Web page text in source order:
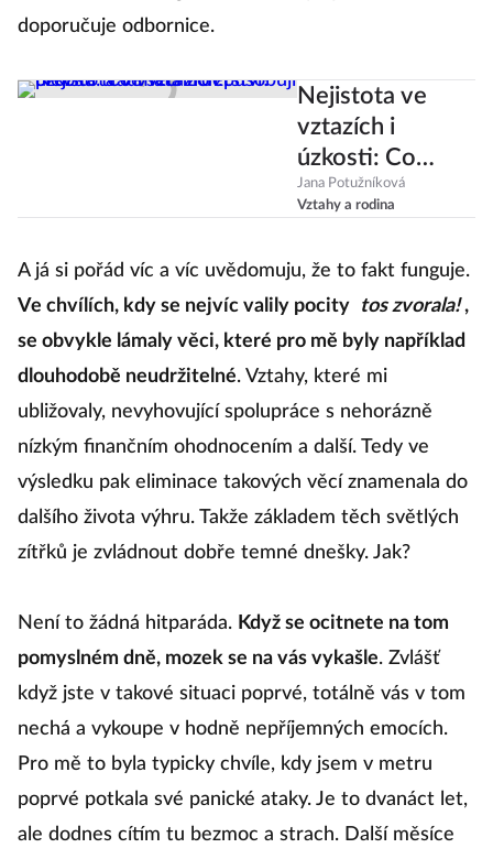
doporučuje odbornice.
Nejistota ve
vztazích i
úzkosti: Co
všechno
způsobují
z dětství?
Jana Potužníková
Vztahy a rodina
A já si pořád víc a víc uvědomuju, že to fakt funguje.
Ve chvílích, kdy se nejvíc valily pocity
tos zvorala! ,
se obvykle lámaly věci, které pro mě byly například
dlouhodobě neudržitelné. Vztahy, které mi
ubližovaly, nevyhovující spolupráce s nehorázně
nízkým finančním ohodnocením a další. Tedy ve
výsledku pak eliminace takových věcí znamenala do
dalšího života výhru. Takže základem těch světlých
zítřků je zvládnout dobře temné dnešky. Jak?
Není to žádná hitparáda. Když se ocitnete na tom
pomyslném dně, mozek se na vás vykašle. Zvlášť
když jste v takové situaci poprvé, totálně vás v tom
nechá a vykoupe v hodně nepříjemných emocích.
Pro mě to byla typicky chvíle, kdy jsem v metru
poprvé potkala své panické ataky. Je to dvanáct let,
ale dodnes cítím tu bezmoc a strach. Další měsíce